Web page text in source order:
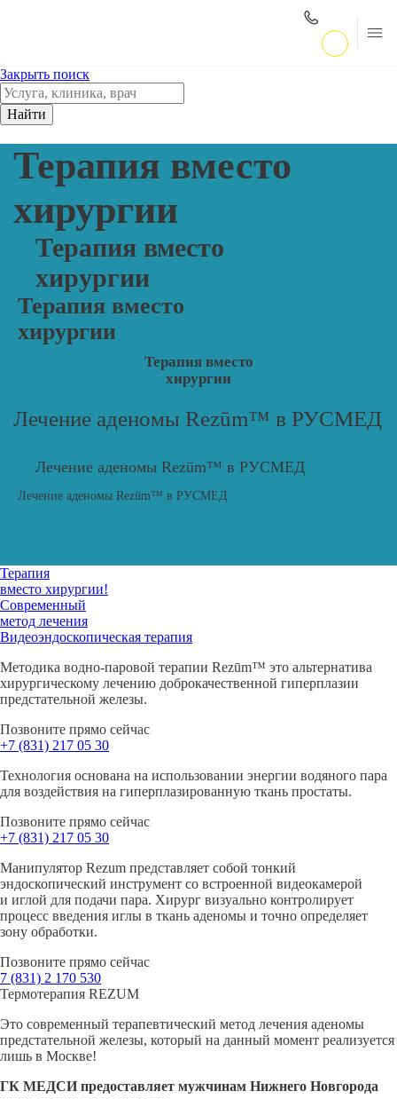
Закрыть поиск
Найти
Терапия вместо
хирургии
Терапия вместо
хирургии
Терапия вместо
хирургии
Терапия вместо
хирургии
Лечение аденомы Rezūm™ в РУСМЕД
Лечение аденомы Rezūm™ в РУСМЕД
Лечение аденомы Rezūm™ в РУСМЕД
Терапия
вместо хирургии!
Современный
метод лечения
Видеоэндоско­пическая терапия
Методика водно-паровой терапии Rezūm™ это альтернатива
хирургическому лечению доброкачественной гиперплазии
предстательной железы.
Позвоните прямо сейчас
+7 (831) 217 05 30
Технология основана на использовании энергии водяного пара
для воздействия на гиперплазированную ткань простаты.
Позвоните прямо сейчас
+7 (831) 217 05 30
Манипулятор Rezum представляет собой тонкий
эндоскопический инструмент со встроенной видеокамерой
и иглой для подачи пара. Хирург визуально контролирует
процесс введения иглы в ткань аденомы и точно определяет
зону обработки.
Позвоните прямо сейчас
7 (831) 2 170 530
Термотерапия REZUM
Это современный терапевтический метод лечения аденомы
предстательной железы, который на данный момент реализуется
лишь в Москве!
ГК МЕДСИ предоставляет мужчинам Нижнего Новгорода